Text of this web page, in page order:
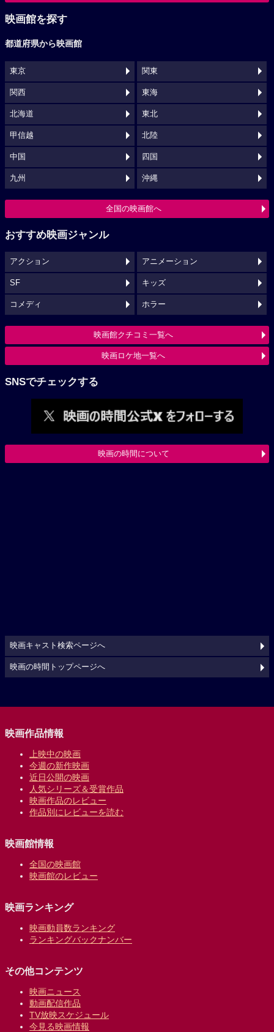
映画館を探す
都道府県から映画館
東京 関東
関西 東海
北海道 東北
甲信越 北陸
中国 四国
九州 沖縄
全国の映画館へ
おすすめ映画ジャンル
アクション アニメーション
SF キッズ
コメディ ホラー
映画館クチコミ一覧へ
映画ロケ地一覧へ
SNSでチェックする
映画の時間について
映画キャスト検索ページへ
映画の時間トップページへ
映画作品情報
上映中の映画
今週の新作映画
近日公開の映画
人気シリーズ＆受賞作品
映画作品のレビュー
作品別にレビューを読む
映画館情報
全国の映画館
映画館のレビュー
映画ランキング
映画動員数ランキング
ランキングバックナンバー
その他コンテンツ
映画ニュース
動画配信作品
TV放映スケジュール
今見る映画情報